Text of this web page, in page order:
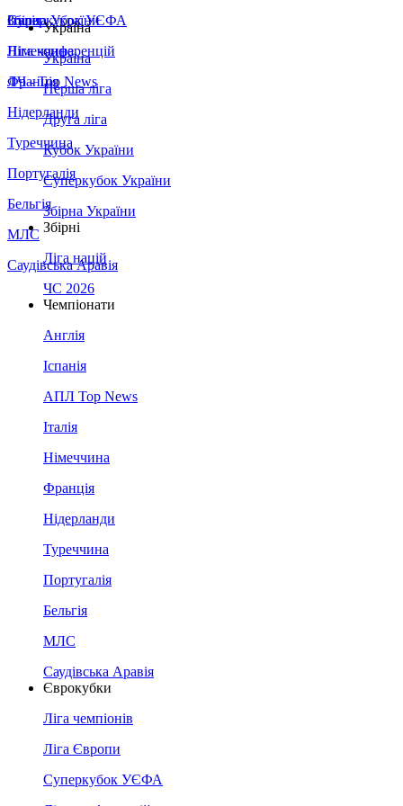
Збірна України
Італія
Німеччина
Франція
Нідерланди
Туреччина
Португалія
Бельгія
МЛС
Саудівська Аравія
Суперкубок УЄФА
Ліга конференцій
ЛЧ - Top News
Україна
Україна
Перша ліга
Друга ліга
Кубок України
Суперкубок України
Збірна України
Збірні
Ліга націй
ЧС 2026
Чемпіонати
Англія
Іспанія
АПЛ Top News
Італія
Німеччина
Франція
Нідерланди
Туреччина
Португалія
Бельгія
МЛС
Саудівська Аравія
Єврокубки
Ліга чемпіонів
Ліга Європи
Суперкубок УЄФА